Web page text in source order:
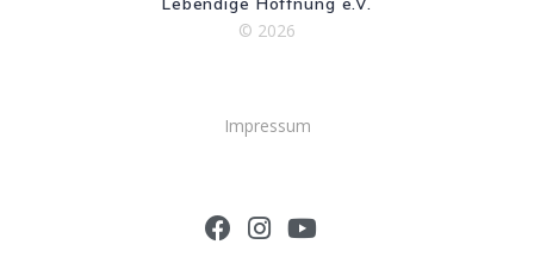
© 2026
Impressum